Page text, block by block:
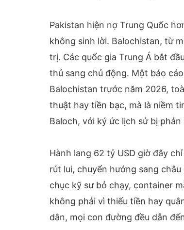
Pakistan hiện nợ Trung Quốc
không sinh lời. Balochistan, từ
trị. Các quốc gia Trung Á bắt
thủ sang chủ động. Một báo
Balochistan trước năm 2026,
thuật hay tiền bạc, mà là niềm
Baloch, với ký ức lịch sử bị
Hành lang 62 tỷ USD giờ đây
rút lui, chuyển hướng sang
chục kỹ sư bỏ chạy, container
không phải vì thiếu tiền hay
dân, mọi con đường đều dẫn